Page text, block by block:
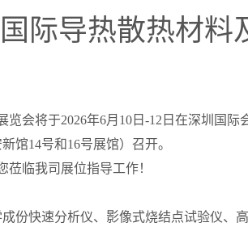
际导热散热材料
览会将于2026年6月10日-12日在深圳国
馆14号和16号展馆）召开。
临我司展位指导工作！
份快速分析仪、影像式烧结点试验仪、